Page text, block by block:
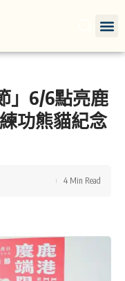
」6/6點亮鹿
功熊貓紀念
4 Min Read